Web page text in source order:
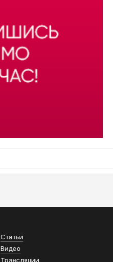
Статьи
Видео
Трансляции